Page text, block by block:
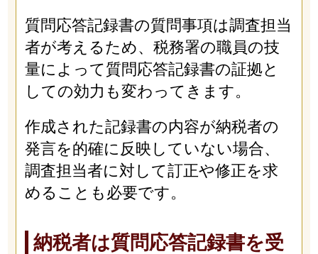
質問応答記録書の質問事項は調査担当
者が考えるため、税務署の職員の技
量によって質問応答記録書の証拠と
しての効力も変わってきます。
作成された記録書の内容が納税者の
発言を的確に反映していない場合、
調査担当者に対して訂正や修正を求
めることも必要です。
納税者は質問応答記録書を受